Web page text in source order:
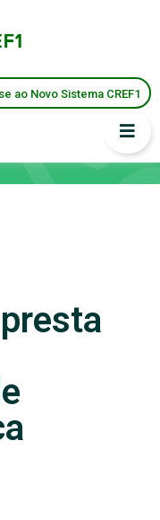
ao Novo Sistema CREF1